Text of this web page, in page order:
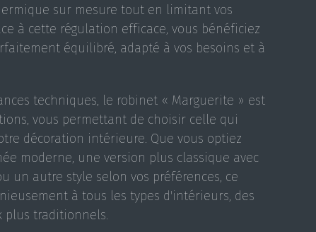
sur mesure tout en limitant vos
à cette régulation efficace, vous bénéficiez
équilibré, adapté à vos besoins et à
techniques, le robinet « Marguerite » est
vous permettant de choisir celle qui
décoration intérieure. Que vous optiez
moderne, une version plus classique avec
un autre style selon vos préférences, ce
à tous les types d'intérieurs, des
plus traditionnels.